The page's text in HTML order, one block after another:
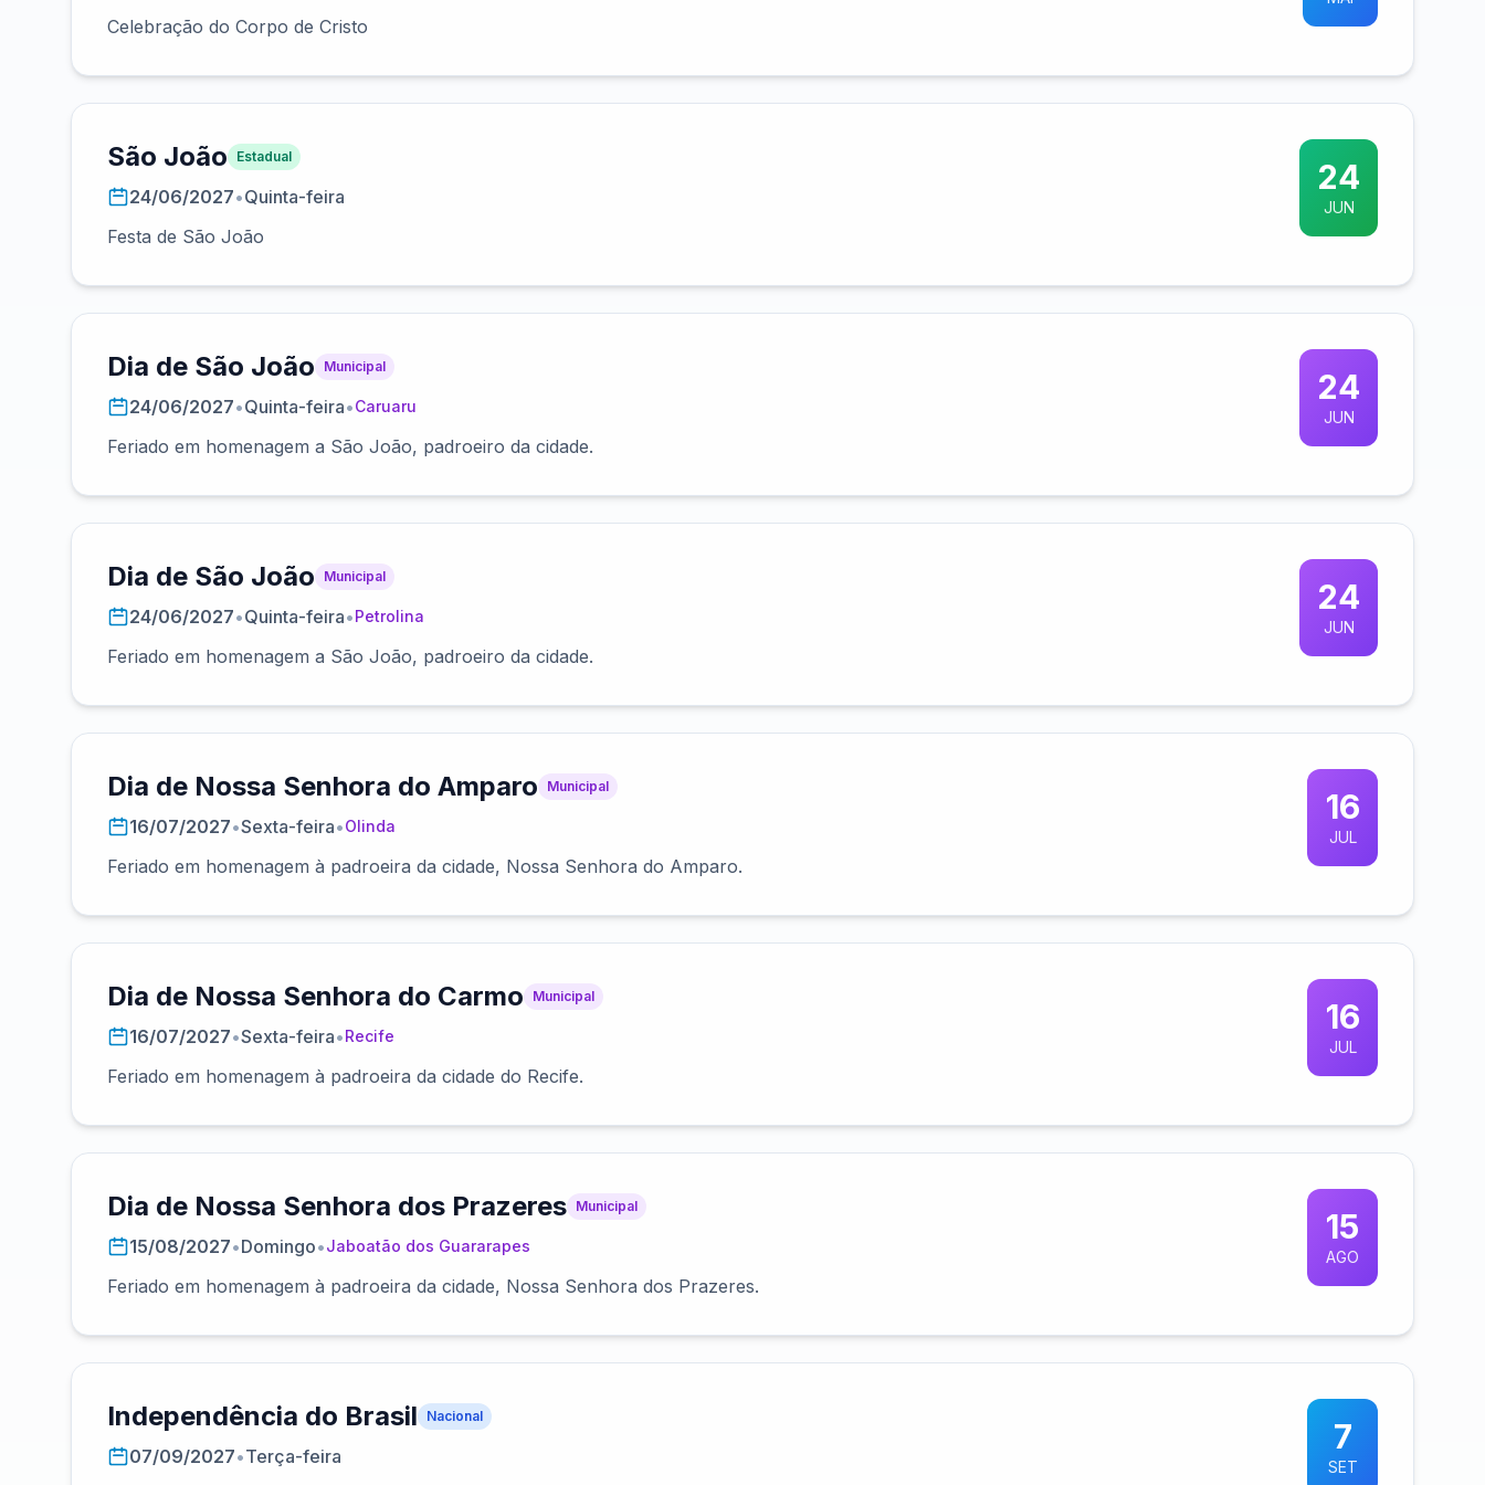
Celebração do Corpo de Cristo
São João Estadual
24/06/2027•Quinta-feira
Festa de São João
24
JUN
Dia de São João Municipal
24/06/2027•Quinta-feira•Caruaru
Feriado em homenagem a São João, padroeiro da cidade.
24
JUN
Dia de São João Municipal
24/06/2027•Quinta-feira•Petrolina
Feriado em homenagem a São João, padroeiro da cidade.
24
JUN
Dia de Nossa Senhora do Amparo Municipal
16/07/2027•Sexta-feira•Olinda
Feriado em homenagem à padroeira da cidade, Nossa Senhora do Amparo.
16
JUL
Dia de Nossa Senhora do Carmo Municipal
16/07/2027•Sexta-feira•Recife
Feriado em homenagem à padroeira da cidade do Recife.
16
JUL
Dia de Nossa Senhora dos Prazeres Municipal
15/08/2027•Domingo•Jaboatão dos Guararapes
Feriado em homenagem à padroeira da cidade, Nossa Senhora dos Prazeres.
15
AGO
Independência do Brasil Nacional
07/09/2027•Terça-feira 7
SET